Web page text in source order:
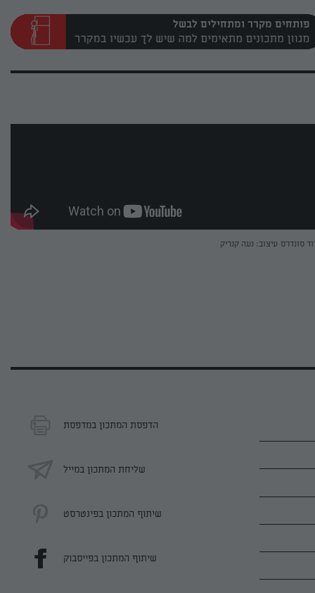
פותחים מקרר ומתחילים לבשל
סונדרס עיצוב: נעה קנריק
הדפסת המתכון במדפסת
שליחת המתכון במייל
שיתוף המתכון בפינטרסט
שיתוף המתכון בפייסבוק